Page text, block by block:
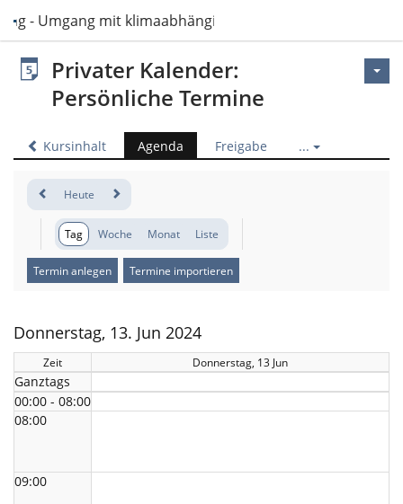
- Umgang mit klimaabhängigen Ressourcen im
Privater Kalender:
Persönliche Termine
Kursinhalt Agenda Freigabe ...
Heute
Tag Woche Monat Liste
Termin anlegen Termine importieren
Donnerstag, 13. Jun 2024
Zeit Donnerstag, 13 Jun
Ganztags
00:00 - 08:00
08:00
09:00